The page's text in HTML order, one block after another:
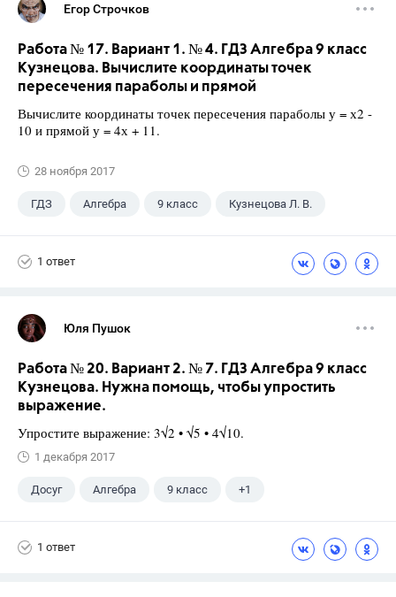
Егор Строчков
Работа № 17. Вариант 1. № 4. ГДЗ Алгебра 9 класс
Кузнецова. Вычислите координаты точек
пересечения параболы и прямой
Вычислите координаты точек пересечения параболы у = х2 -
10 и прямой у = 4х + 11.
28 ноября 2017
ГДЗ Алгебра 9 класс Кузнецова Л. В.
1 ответ
Юля Пушок
Работа № 20. Вариант 2. № 7. ГДЗ Алгебра 9 класс
Кузнецова. Нужна помощь, чтобы упростить
выражение.
Упростите выражение: 3√2 • √5 • 4√10.
1 декабря 2017
Досуг Алгебра 9 класс +1
1 ответ